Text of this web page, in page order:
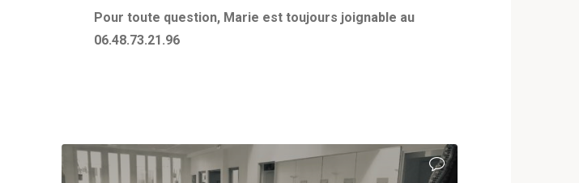
Pour toute question, Marie est toujours joignable au
06.48.73.21.96